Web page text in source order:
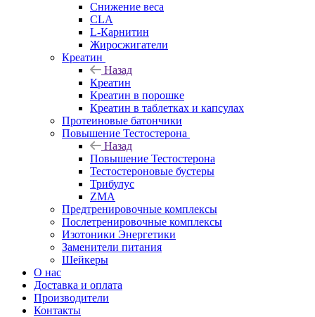
Снижение веса
CLA
L-Карнитин
Жиросжигатели
Креатин
Назад
Креатин
Креатин в порошке
Креатин в таблетках и капсулах
Протеиновые батончики
Повышение Тестостерона
Назад
Повышение Тестостерона
Тестостероновые бустеры
Трибулус
ZMA
Предтренировочные комплексы
Послетренировочные комплексы
Изотоники Энергетики
Заменители питания
Шейкеры
О нас
Доставка и оплата
Производители
Контакты